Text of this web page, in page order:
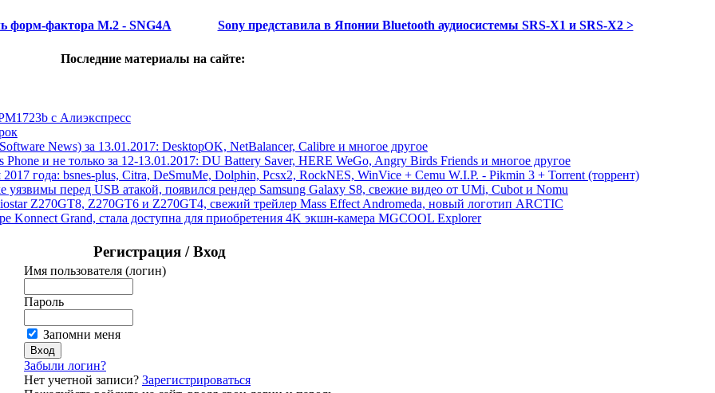
форм-фактора M.2 - SNG4A
Sony представила в Японии Bluetooth аудиосистемы SRS-X1 и SRS-X2 >
Последние материалы на сайте:
с Алиэкспресс
News) за 13.01.2017: DesktopOK, NetBalancer, Calibre и многое другое
и не только за 12-13.01.2017: DU Battery Saver, HERE WeGo, Angry Birds Friends и многое другое
года: bsnes-plus, Citra, DeSmuMe, Dolphin, Pcsx2, RockNES, WinVice + Cemu W.I.P. - Pikmin 3 + Torrent (торрент)
перед USB атакой, появился рендер Samsung Galaxy S8, свежие видео от UMi, Cubot и Nomu
Z270GT8, Z270GT6 и Z270GT4, свежий трейлер Mass Effect Andromeda, новый логотип ARCTIC
Konnect Grand, стала доступна для приобретения 4K экшн-камера MGCOOL Explorer
Регистрация / Вход
Имя пользователя (логин)
Пароль
Запомни меня
Забыли логин?
Нет учетной записи? Зарегистрироваться